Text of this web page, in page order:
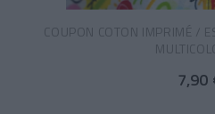
COUPON COTON IMPRIMÉ /
7,90